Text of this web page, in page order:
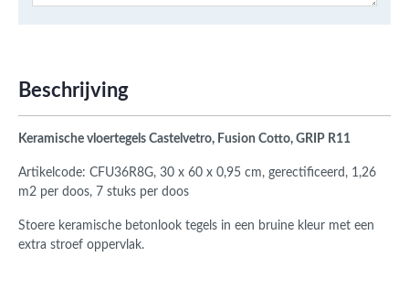
Beschrijving
Keramische vloertegels Castelvetro, Fusion Cotto, GRIP R11
Artikelcode: CFU36R8G, 30 x 60 x 0,95 cm, gerectificeerd, 1,26
m2 per doos, 7 stuks per doos
Stoere keramische betonlook tegels in een bruine kleur met een
extra stroef oppervlak.